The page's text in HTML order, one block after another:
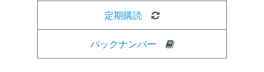
定期購読
バックナンバー